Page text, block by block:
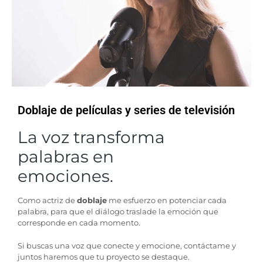
Doblaje de películas y series de televisión
La voz transforma
palabras en
emociones.
Como actriz dedoblaje me esfuerzo en potenciar cada
palabra, para que el diálogo traslade la emoción que
corresponde en cada momento.
Si buscas una voz que conecte y emocione, contáctame y
juntos haremos que tu proyecto se destaque.